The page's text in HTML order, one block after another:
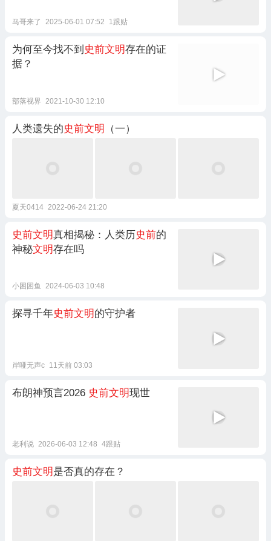
马哥来了 2025-06-01 07:52 1跟贴
为何至今找不到 史前文明存在的证
据？
部落视界 2021-10-30 12:10
人类遗失的史前文明 （一）
夏天0414 2022-06-24 21:20
史前文明真相揭秘：人类历史前的
神秘文明存在吗
小困困鱼 2024-06-03 10:48
探寻千年史前文明的守护者
岸哑无声c 11天前 03:03
布朗神预言2026 史前文明现世
老利说 2026-06-03 12:48 4跟贴
史前文明是否真的存在？